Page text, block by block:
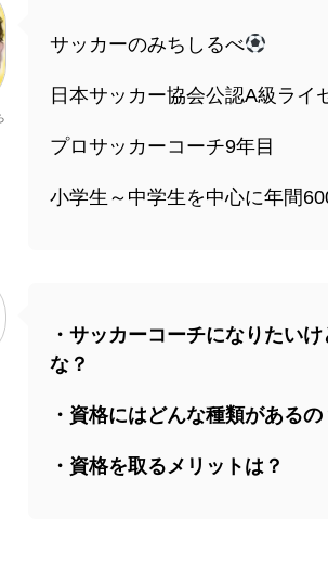
サッカーのみちしるべ
日本サッカー協会公認A級ライ
プロサッカーコーチ9年目
小学生～中学生を中心に年間
・サッカーコーチになりたい
な？
・資格にはどんな種類があるの
・資格を取るメリットは？